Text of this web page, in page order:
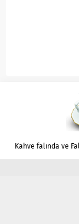
Kahve falında ve